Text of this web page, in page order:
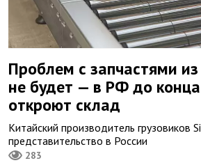
Проблем с запчастями
не будет — в РФ до
откроют склад
Китайский производитель грузовиков
представительство в России
283